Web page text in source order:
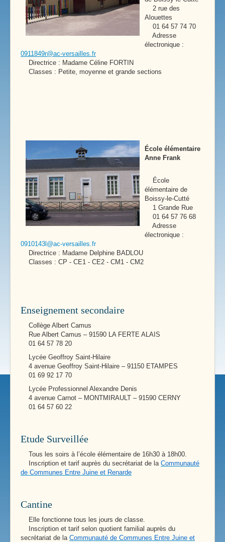
2 rue des
Alouettes
01 64 57 74 70
Adresse
électronique :
0911849r@ac-versailles.fr
Directrice : Madame Céline FORTIN
Classes : Petite, moyenne et grande sections
École élémentaire
Anne Frank
École
élémentaire de
Boissy-le-Cutté
1 Grande Rue
01 64 57 76 68
Adresse
électronique :
0910143l@ac-versailles.fr
Directrice : Madame Delphine BADLOU
Classes : CP - CE1 - CE2 - CM1 - CM2
Enseignement secondaire
Collège Albert Camus
Rue Albert Camus – 91590 LA FERTE ALAIS
01 64 57 78 20
Lycée Geoffroy Saint-Hilaire
4 avenue Geoffroy Saint-Hilaire – 91150 ETAMPES
01 69 92 17 70
Lycée Professionnel Alexandre Denis
4 avenue Carnot – MONTMIRAULT – 91590 CERNY
01 64 57 60 22
Etude Surveillée
Tous les soirs à l’école élémentaire de 16h30 à 18h00.
Inscription et tarif auprès du secrétariat de la Communauté
de Communes Entre Juine et Renarde
Cantine
Elle fonctionne tous les jours de classe.
Inscription et tarif selon quotient familial auprès du
secrétariat de la Communauté de Communes Entre Juine et